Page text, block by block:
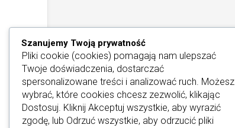
Szanujemy Twoją prywatność
Pliki cookie (cookies) pomagają nam ulepszać
Twoje doświadczenia, dostarczać
spersonalizowane treści i analizować ruch. Możesz
wybrać, które cookies chcesz zezwolić, klikając
Dostosuj. Kliknij Akceptuj wszystkie, aby wyrazić
zgodę, lub Odrzuć wszystkie, aby odrzucić pliki